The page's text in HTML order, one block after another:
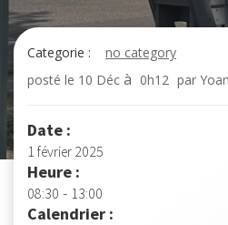
Categorie :
no category
posté le 10 Déc à 0h12 par
Date :
1 février 2025
Heure :
08:30 - 13:00
Calendrier :